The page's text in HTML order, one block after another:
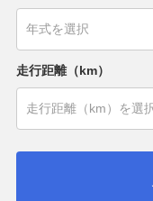
走行距離（km）